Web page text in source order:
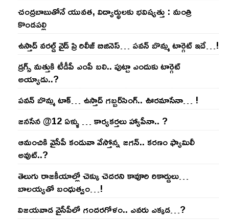
చంద్ర‌బాబుతోనే యువ‌త‌, విద్యార్థుల‌కు భ‌విష్య‌త్తు : మంత్రి
కొండ‌ప‌ల్లి
ఉస్తాద్ వ‌ర‌ల్డ్ వైడ్ ప్రి రిలీజ్ బిజినెస్‌… ప‌వ‌న్ బొమ్మ టార్గెట్ ఇదే…!
డ్రగ్స్ మత్తుకి టీడీపీ ఎంపీ బలి.. పుట్టా ఎందుకు టార్గెట్
అయ్యాడు..?
ప‌వ‌న్ బొమ్మ టాక్‌… ఉస్తాద్ గ‌బ్బ‌ర్‌సింగ్‌.. ఊర‌మాసేనా… !
జనసేన @12 ఏళ్ళు … కార్యకర్తలు హ్యాపీనా.. ?
ఆమంచికి వైసీపీ కండువా వేస్తోన్న జ‌గ‌న్‌.. క‌ర‌ణం ఫ్యామిలీ
అవుట్‌..?
తెలుగు రాజ‌కీయాల్లో చెక్కు చెద‌ర‌ని కావూరి రికార్డులు…
బాల‌య్యతో బంధుత్వం…!
విజ‌య‌వాడ వైసీపీలో గంద‌ర‌గోళం.. ఎవ‌రు ఎక్క‌డ‌…?